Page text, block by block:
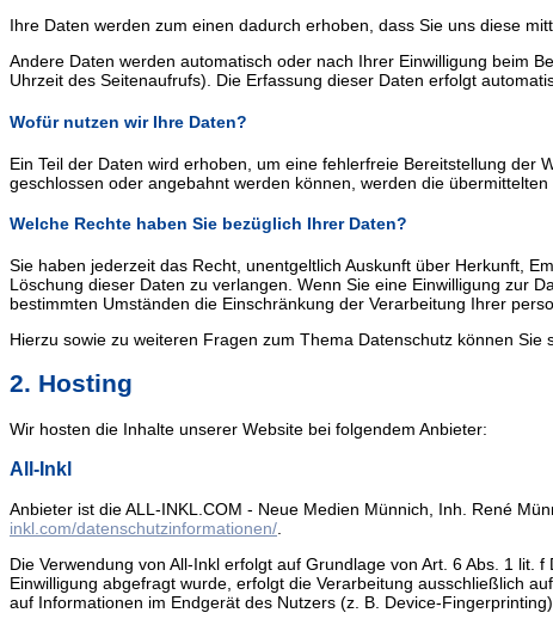
Ihre Daten werden zum einen dadurch erhoben, dass Sie uns diese
Andere Daten werden automatisch oder nach Ihrer Einwilligung beim
Uhrzeit des Seitenaufrufs). Die Erfassung dieser Daten erfolgt
Wofür nutzen wir Ihre Daten?
Ein Teil der Daten wird erhoben, um eine fehlerfreie Bereitstellung der
geschlossen oder angebahnt werden können, werden die
Welche Rechte haben Sie bezüglich Ihrer Daten?
Sie haben jederzeit das Recht, unentgeltlich Auskunft über Herkunft,
Löschung dieser Daten zu verlangen. Wenn Sie eine Einwilligung zur
bestimmten Umständen die Einschränkung der Verarbeitung Ihrer
Hierzu sowie zu weiteren Fragen zum Thema Datenschutz können Sie
2. Hosting
Wir hosten die Inhalte unserer Website bei folgendem Anbieter:
All-Inkl
Anbieter ist die ALL-INKL.COM - Neue Medien Münnich, Inh. René
inkl.com/datenschutzinformationen/.
Die Verwendung von All-Inkl erfolgt auf Grundlage von Art. 6 Abs. 1
Einwilligung abgefragt wurde, erfolgt die Verarbeitung ausschließlich
auf Informationen im Endgerät des Nutzers (z. B. Device-